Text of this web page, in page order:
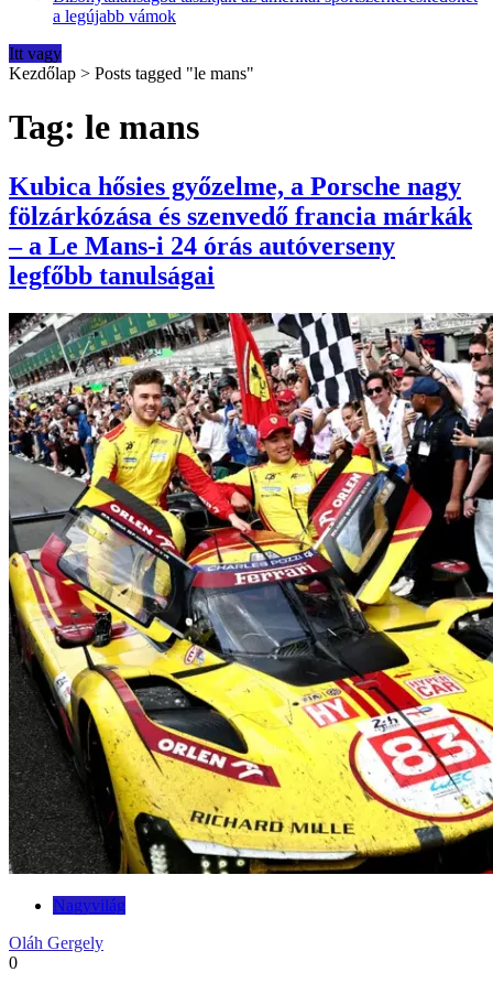
a legújabb vámok
Itt vagy
Kezdőlap > Posts tagged "le mans"
Tag: le mans
Kubica hősies győzelme, a Porsche nagy
fölzárkózása és szenvedő francia márkák
– a Le Mans-i 24 órás autóverseny
legfőbb tanulságai
Nagyvilág
Oláh Gergely
0